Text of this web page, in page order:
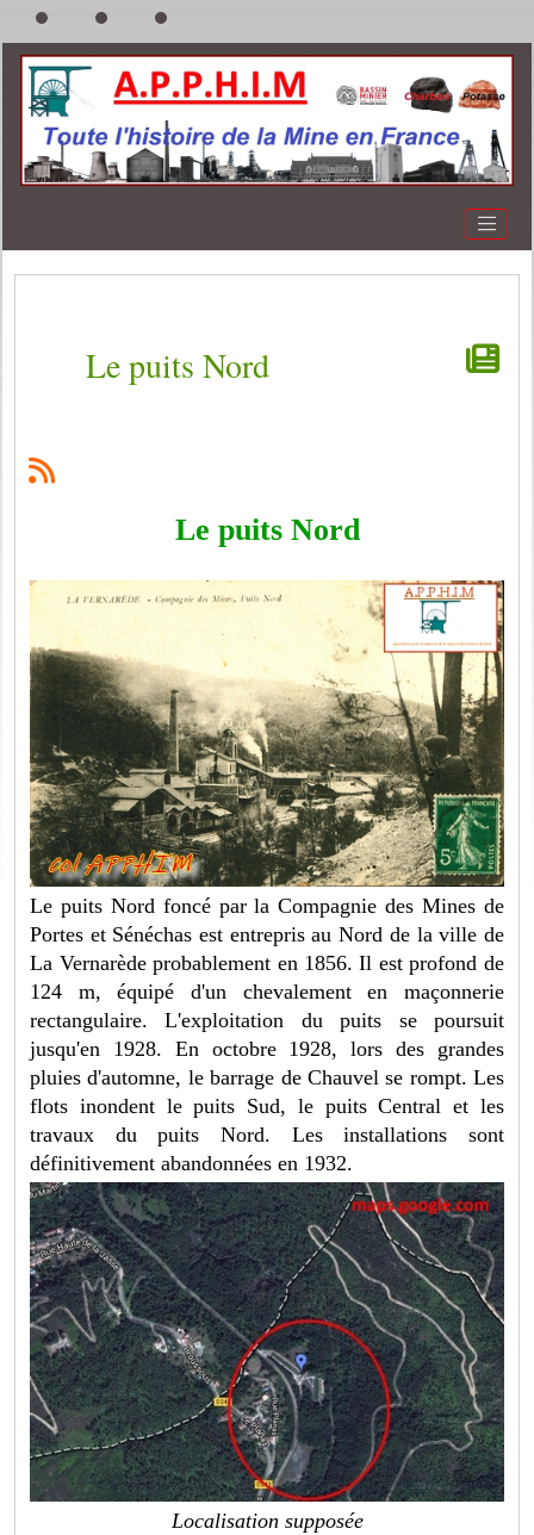
Le puits Nord
Le puits Nord
Le puits Nord foncé par la Compagnie des Mines de
Portes et Sénéchas est entrepris au Nord de la ville de
La Vernarède probablement en 1856. Il est profond de
124 m, équipé d'un chevalement en maçonnerie
rectangulaire. L'exploitation du puits se poursuit
jusqu'en 1928. En octobre 1928, lors des grandes
pluies d'automne, le barrage de Chauvel se rompt. Les
flots inondent le puits Sud, le puits Central et les
travaux du puits Nord. Les installations sont
définitivement abandonnées en 1932.
Localisation supposée